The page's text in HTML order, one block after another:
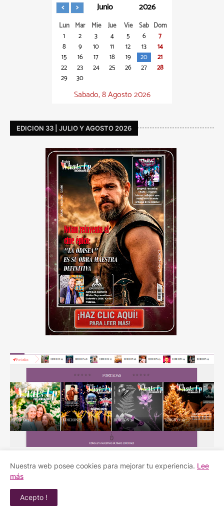
Junio 2026
Lun Mar Mie Jue Vie Sab Dom
1
2 3 4 5 6
7
8
9 10 11 12 13
14
15
16 17 18 19 20
21
22
23 24 25 26 27
28
29
30
Sabado, 8 Agosto 2026
EDICION 33 | JULIO Y AGOSTO 2026
Nuestra web posee cookies para mejorar tu experiencia. Lee
más
Acepto !